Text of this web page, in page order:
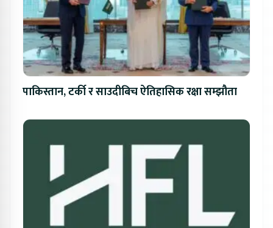
पाकिस्तान, टर्की र साउदीबिच ऐतिहासिक रक्षा सम्झौता